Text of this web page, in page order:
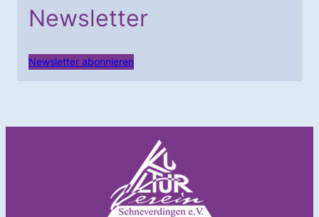
Newsletter
Newsletter abonnieren